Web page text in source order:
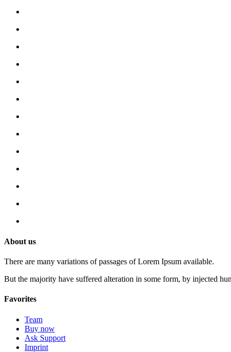
About us
There are many variations of passages of Lorem Ipsum available.
But the majority have suffered alteration in some form, by injected
Favorites
Team
Buy now
Ask Support
Imprint